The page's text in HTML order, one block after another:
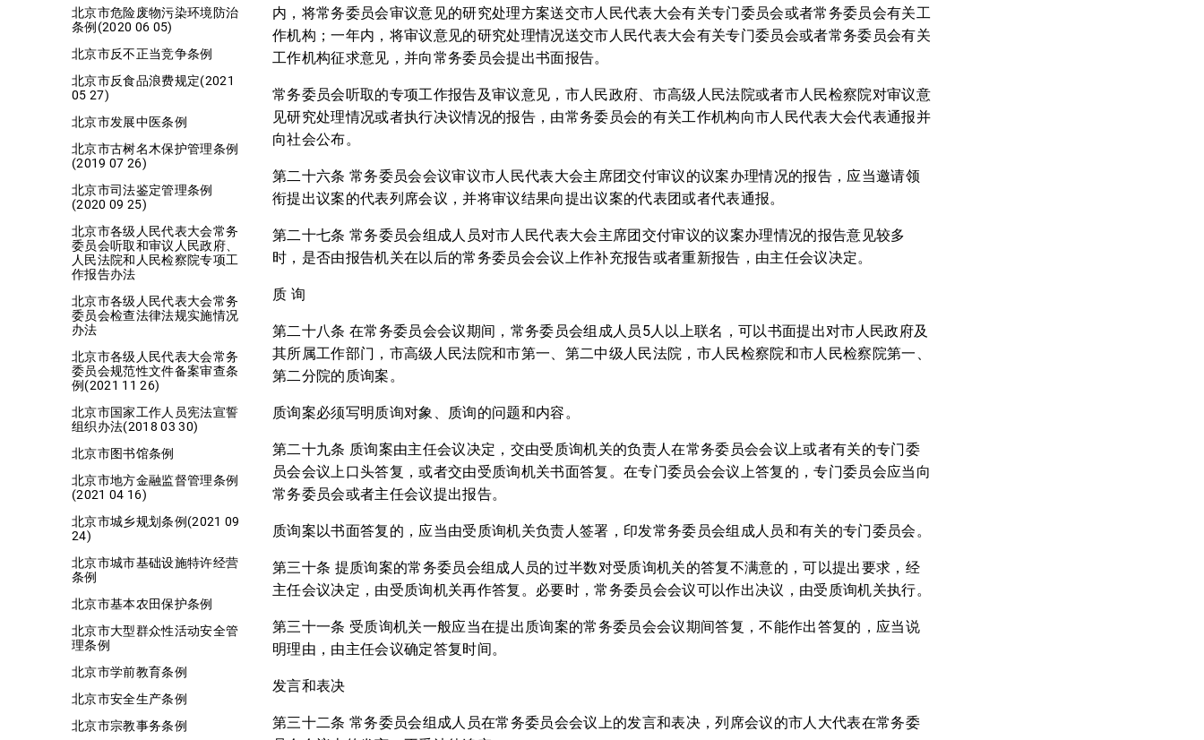
北京市危险废物污染环境防治
条例(2020 06 05)
北京市反不正当竞争条例
北京市反食品浪费规定(2021
05 27)
北京市发展中医条例
北京市古树名木保护管理条例
(2019 07 26)
北京市司法鉴定管理条例
(2020 09 25)
北京市各级人民代表大会常务
委员会听取和审议人民政府、
人民法院和人民检察院专项工
作报告办法
北京市各级人民代表大会常务
委员会检查法律法规实施情况
办法
北京市各级人民代表大会常务
委员会规范性文件备案审查条
例(2021 11 26)
北京市国家工作人员宪法宣誓
组织办法(2018 03 30)
北京市图书馆条例
北京市地方金融监督管理条例
(2021 04 16)
北京市城乡规划条例(2021 09
24)
北京市城市基础设施特许经营
条例
北京市基本农田保护条例
北京市大型群众性活动安全管
理条例
北京市学前教育条例
北京市安全生产条例
北京市宗教事务条例
内，将常务委员会审议意见的研究处理方案送交市人民代表大会有关专门委员会或者常务委员会有关工
作机构；一年内，将审议意见的研究处理情况送交市人民代表大会有关专门委员会或者常务委员会有关
工作机构征求意见，并向常务委员会提出书面报告。
常务委员会听取的专项工作报告及审议意见，市人民政府、市高级人民法院或者市人民检察院对审议意
见研究处理情况或者执行决议情况的报告，由常务委员会的有关工作机构向市人民代表大会代表通报并
向社会公布。
第二十六条 常务委员会会议审议市人民代表大会主席团交付审议的议案办理情况的报告，应当邀请领
衔提出议案的代表列席会议，并将审议结果向提出议案的代表团或者代表通报。
第二十七条 常务委员会组成人员对市人民代表大会主席团交付审议的议案办理情况的报告意见较多
时，是否由报告机关在以后的常务委员会会议上作补充报告或者重新报告，由主任会议决定。
质 询
第二十八条 在常务委员会会议期间，常务委员会组成人员5人以上联名，可以书面提出对市人民政府及
其所属工作部门，市高级人民法院和市第一、第二中级人民法院，市人民检察院和市人民检察院第一、
第二分院的质询案。
质询案必须写明质询对象、质询的问题和内容。
第二十九条 质询案由主任会议决定，交由受质询机关的负责人在常务委员会会议上或者有关的专门委
员会会议上口头答复，或者交由受质询机关书面答复。在专门委员会会议上答复的，专门委员会应当向
常务委员会或者主任会议提出报告。
质询案以书面答复的，应当由受质询机关负责人签署，印发常务委员会组成人员和有关的专门委员会。
第三十条 提质询案的常务委员会组成人员的过半数对受质询机关的答复不满意的，可以提出要求，经
主任会议决定，由受质询机关再作答复。必要时，常务委员会会议可以作出决议，由受质询机关执行。
第三十一条 受质询机关一般应当在提出质询案的常务委员会会议期间答复，不能作出答复的，应当说
明理由，由主任会议确定答复时间。
发言和表决
第三十二条 常务委员会组成人员在常务委员会会议上的发言和表决，列席会议的市人大代表在常务委